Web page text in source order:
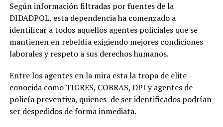
Según información filtradas por fuentes de la
DIDADPOL, esta dependencia ha comenzado a
identificar a todos aquellos agentes policiales que se
mantienen en rebeldía exigiendo mejores condiciones
laborales y respeto a sus derechos humanos.
Entre los agentes en la mira esta la tropa de elite
conocida como TIGRES, COBRAS, DPI y agentes de
policía preventiva, quienes de ser identificados podrían
ser despedidos de forma inmediata.